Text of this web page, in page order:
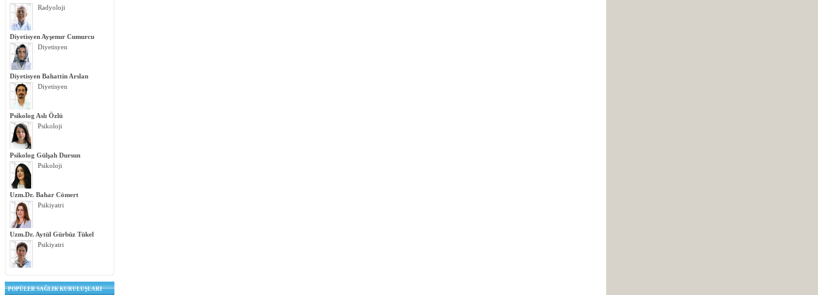
Radyoloji
Diyetisyen Ayşenur Cumurcu
Diyetisyen
Diyetisyen Bahattin Arslan
Diyetisyen
Psikolog Aslı Özlü
Psikoloji
Psikolog Gülşah Dursun
Psikoloji
Uzm.Dr. Bahar Cömert
Psikiyatri
Uzm.Dr. Aytül Gürbüz Tükel
Psikiyatri
POPÜLER SAĞLIK KURULUŞLARI